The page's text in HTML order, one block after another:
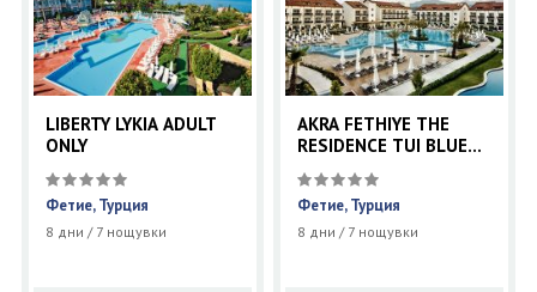
LIBERTY LYKIA ADULT
ONLY
Фетие, Турция
8 дни / 7 нощувки
AKRA FETHIYE THE
RESIDENCE TUI BLUE
SENSATORI
Фетие, Турция
8 дни / 7 нощувки